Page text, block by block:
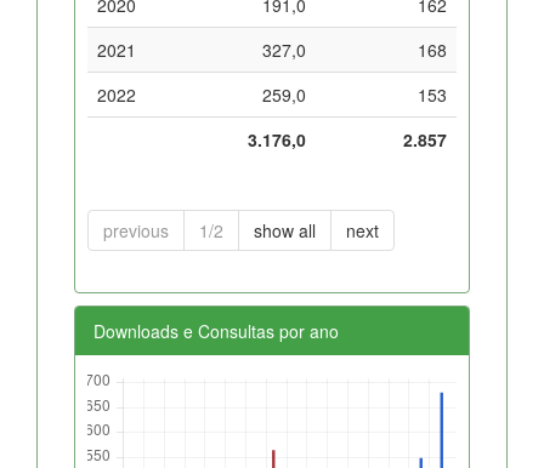
2021
327,0
168
2022
259,0
153
3.176,0
2.857
previous 1/2 show all next
Downloads e Consultas por ano